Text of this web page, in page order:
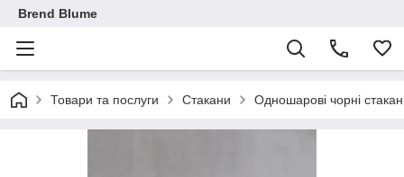
Brend Blume
Товари та послуги Стакани Одношарові чорні